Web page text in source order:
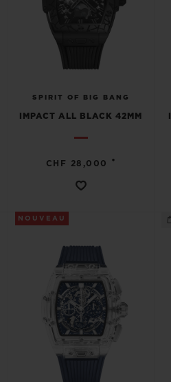
SPIRIT OF BIG BANG
IMPACT ALL BLACK 42MM
CHF 28,000 •
NOUVEAU